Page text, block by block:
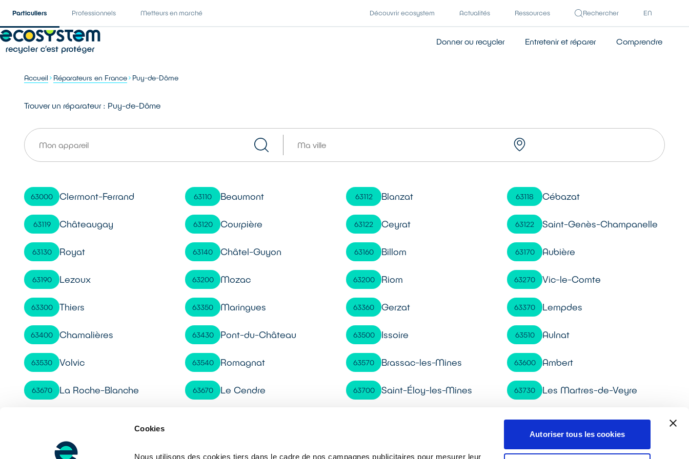
Cookies
Nous utilisons des cookies tiers dans le cadre de nos campagnes publicitaires pour mesurer leur
Autoriser tous les cookies
Particuliers Professionnels Metteurs en marché Découvrir ecosystem Actualités Ressources Rechercher EN
Donner ou recycler Entretenir et réparer Comprendre
Accueil Réparateurs en France Puy-de-Dôme
Trouver un réparateur : Puy-de-Dôme
63000 Clermont-Ferrand 63110 Beaumont 63112 Blanzat 63118 Cébazat
63119 Châteaugay 63120 Courpière 63122 Ceyrat 63122 Saint-Genès-Champanelle
63130 Royat 63140 Châtel-Guyon 63160 Billom 63170 Aubière
63190 Lezoux 63200 Mozac 63200 Riom 63270 Vic-le-Comte
63300 Thiers 63350 Maringues 63360 Gerzat 63370 Lempdes
63400 Chamalières 63430 Pont-du-Château 63500 Issoire 63510 Aulnat
63530 Volvic 63540 Romagnat 63570 Brassac-les-Mines 63600 Ambert
63670 La Roche-Blanche 63670 Le Cendre 63700 Saint-Éloy-les-Mines 63730 Les Martres-de-Veyre
63960 Veyre-Monton